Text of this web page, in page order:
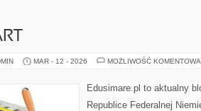
MAR - 12 - 2026 MOŻLIWOŚĆ
Edusimare.pl to aktualny
Republice Federalnej